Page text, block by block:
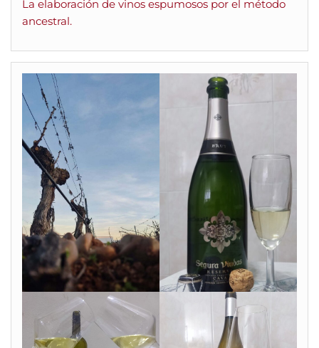
La elaboración de vinos espumosos por el método
ancestral.